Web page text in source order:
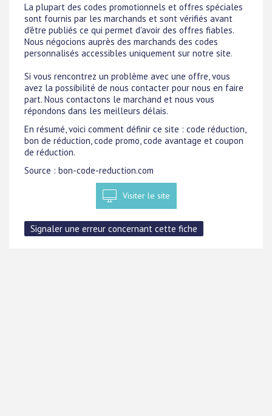
La plupart des codes promotionnels et offres spéciales
sont fournis par les marchands et sont vérifiés avant
d'être publiés ce qui permet d'avoir des offres fiables.
Nous négocions auprès des marchands des codes
personnalisés accessibles uniquement sur notre site.
Si vous rencontrez un problème avec une offre, vous
avez la possibilité de nous contacter pour nous en faire
part. Nous contactons le marchand et nous vous
répondons dans les meilleurs délais.
En résumé, voici comment définir ce site : code réduction,
bon de réduction, code promo, code avantage et coupon
de réduction.
Source : bon-code-reduction.com
Visiter le site